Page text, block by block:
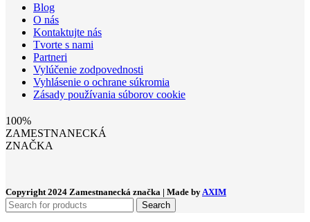
Blog
O nás
Kontaktujte nás
Tvorte s nami
Partneri
Vylúčenie zodpovednosti
Vyhlásenie o ochrane súkromia
Zásady používania súborov cookie
100%
ZAMESTNANECKÁ
ZNAČKA
Copyright 2024 Zamestnanecká značka | Made by AXIM
Search